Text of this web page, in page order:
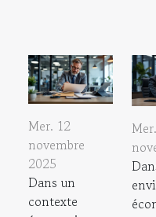
Mer. 12
novembre
2025
Dans un
contexte